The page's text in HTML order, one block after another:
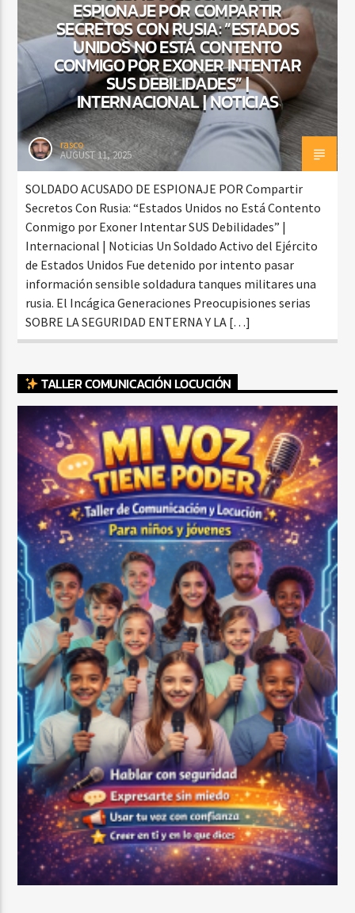
ESPIONAJE POR COMPARTIR
SECRETOS CON RUSIA: “ESTADOS
UNIDOS NO ESTÁ CONTENTO
CONMIGO POR EXONER INTENTAR
SUS DEBILIDADES” |
INTERNACIONAL | NOTICIAS
rasco
AUGUST 11, 2025
SOLDADO ACUSADO DE ESPIONAJE POR Compartir
Secretos Con Rusia: “Estados Unidos no Está Contento
Conmigo por Exoner Intentar SUS Debilidades” |
Internacional | Noticias Un Soldado Activo del Ejército
de Estados Unidos Fue detenido por intento pasar
información sensible soldadura tanques militares una
rusia. El Incágica Generaciones Preocupisiones serias
SOBRE LA SEGURIDAD ENTERNA Y LA […]
TALLER COMUNICACIÓN LOCUCIÓN